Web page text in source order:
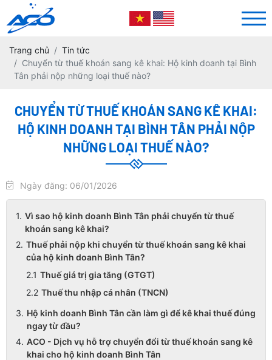
Trang chủ
Tin tức
Chuyển từ thuế khoán sang kê khai: Hộ kinh doanh tại Bình
Tân phải nộp những loại thuế nào?
CHUYỂN TỪ THUẾ KHOÁN SANG KÊ KHAI:
HỘ KINH DOANH TẠI BÌNH TÂN PHẢI NỘP
NHỮNG LOẠI THUẾ NÀO?
Ngày đăng: 06/01/2026
Vì sao hộ kinh doanh Bình Tân phải chuyển từ thuế
khoán sang kê khai?
Thuế phải nộp khi chuyển từ thuế khoán sang kê khai
của hộ kinh doanh Bình Tân?
Thuế giá trị gia tăng (GTGT)
Thuế thu nhập cá nhân (TNCN)
Hộ kinh doanh Bình Tân cần làm gì để kê khai thuế đúng
ngay từ đầu?
ACO - Dịch vụ hỗ trợ chuyển đổi từ thuế khoán sang kê
khai cho hộ kinh doanh Bình Tân